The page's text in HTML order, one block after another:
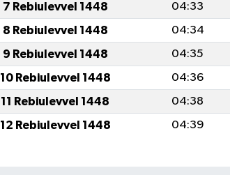
7 Rebiulevvel 1448 04:33
8 Rebiulevvel 1448 04:34
9 Rebiulevvel 1448 04:35
10 Rebiulevvel 1448 04:36
11 Rebiulevvel 1448 04:38
12 Rebiulevvel 1448 04:39